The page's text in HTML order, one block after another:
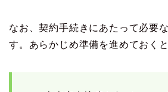
なお、契約手続きにあたって必要
す。あらかじめ準備を進めておく